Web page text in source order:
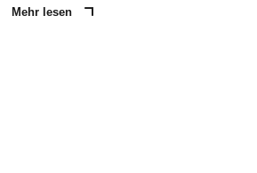
Mehr lesen